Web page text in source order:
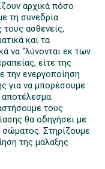
αρχικά πόσο
τη συνεδρία
ασθενείς,
και τα
να “λύνονται εκ των
είτε της
την ενεργοποίηση
για να μπορέσουμε
τους
θα οδηγήσει με
σώματος. Στηρίζουμε
της μάλαξης